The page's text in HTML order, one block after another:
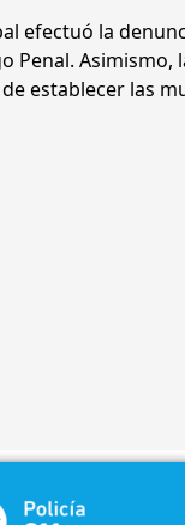
efectuó la
Penal. Asimismo,
establecer las